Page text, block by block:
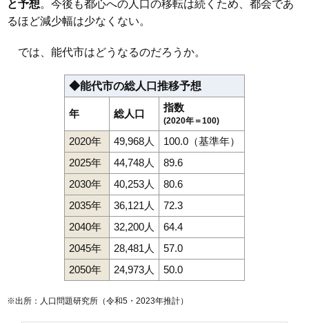
と予想。今後も都心への人口の移転は続くため、都会であ
るほど減少幅は少なくない。
では、能代市はどうなるのだろうか。
◆能代市の総人口推移予想
年 総人口
指数
(2020年＝100)
2020年 49,968人
100.0（基準年）
2025年
44,748人
89.6
2030年
40,253人
80.6
2035年
36,121人
72.3
2040年
32,200人
64.4
2045年
28,481人
57.0
2050年
24,973人 50.0
※出所：人口問題研究所（令和5・2023年推計）